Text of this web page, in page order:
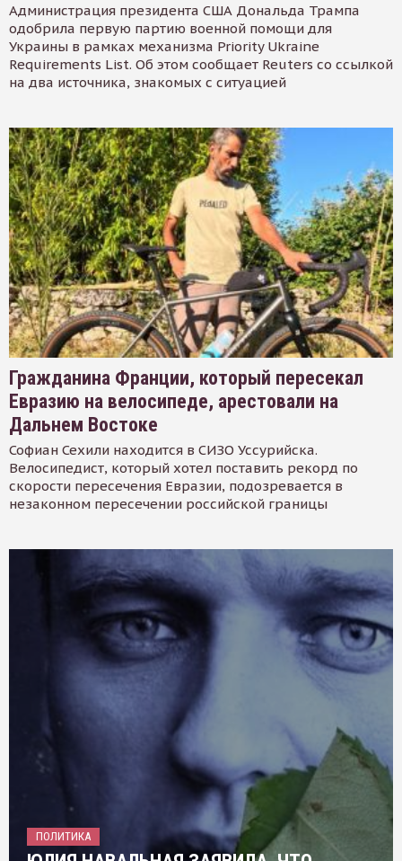
Администрация президента США Дональда Трампа
одобрила первую партию военной помощи для
Украины в рамках механизма Priority Ukraine
Requirements List. Об этом сообщает Reuters со ссылкой
на два источника, знакомых с ситуацией
Гражданина Франции, который пересекал
Евразию на велосипеде, арестовали на
Дальнем Востоке
Софиан Сехили находится в СИЗО Уссурийска.
Велосипедист, который хотел поставить рекорд по
скорости пересечения Евразии, подозревается в
незаконном пересечении российской границы
ПОЛИТИКА